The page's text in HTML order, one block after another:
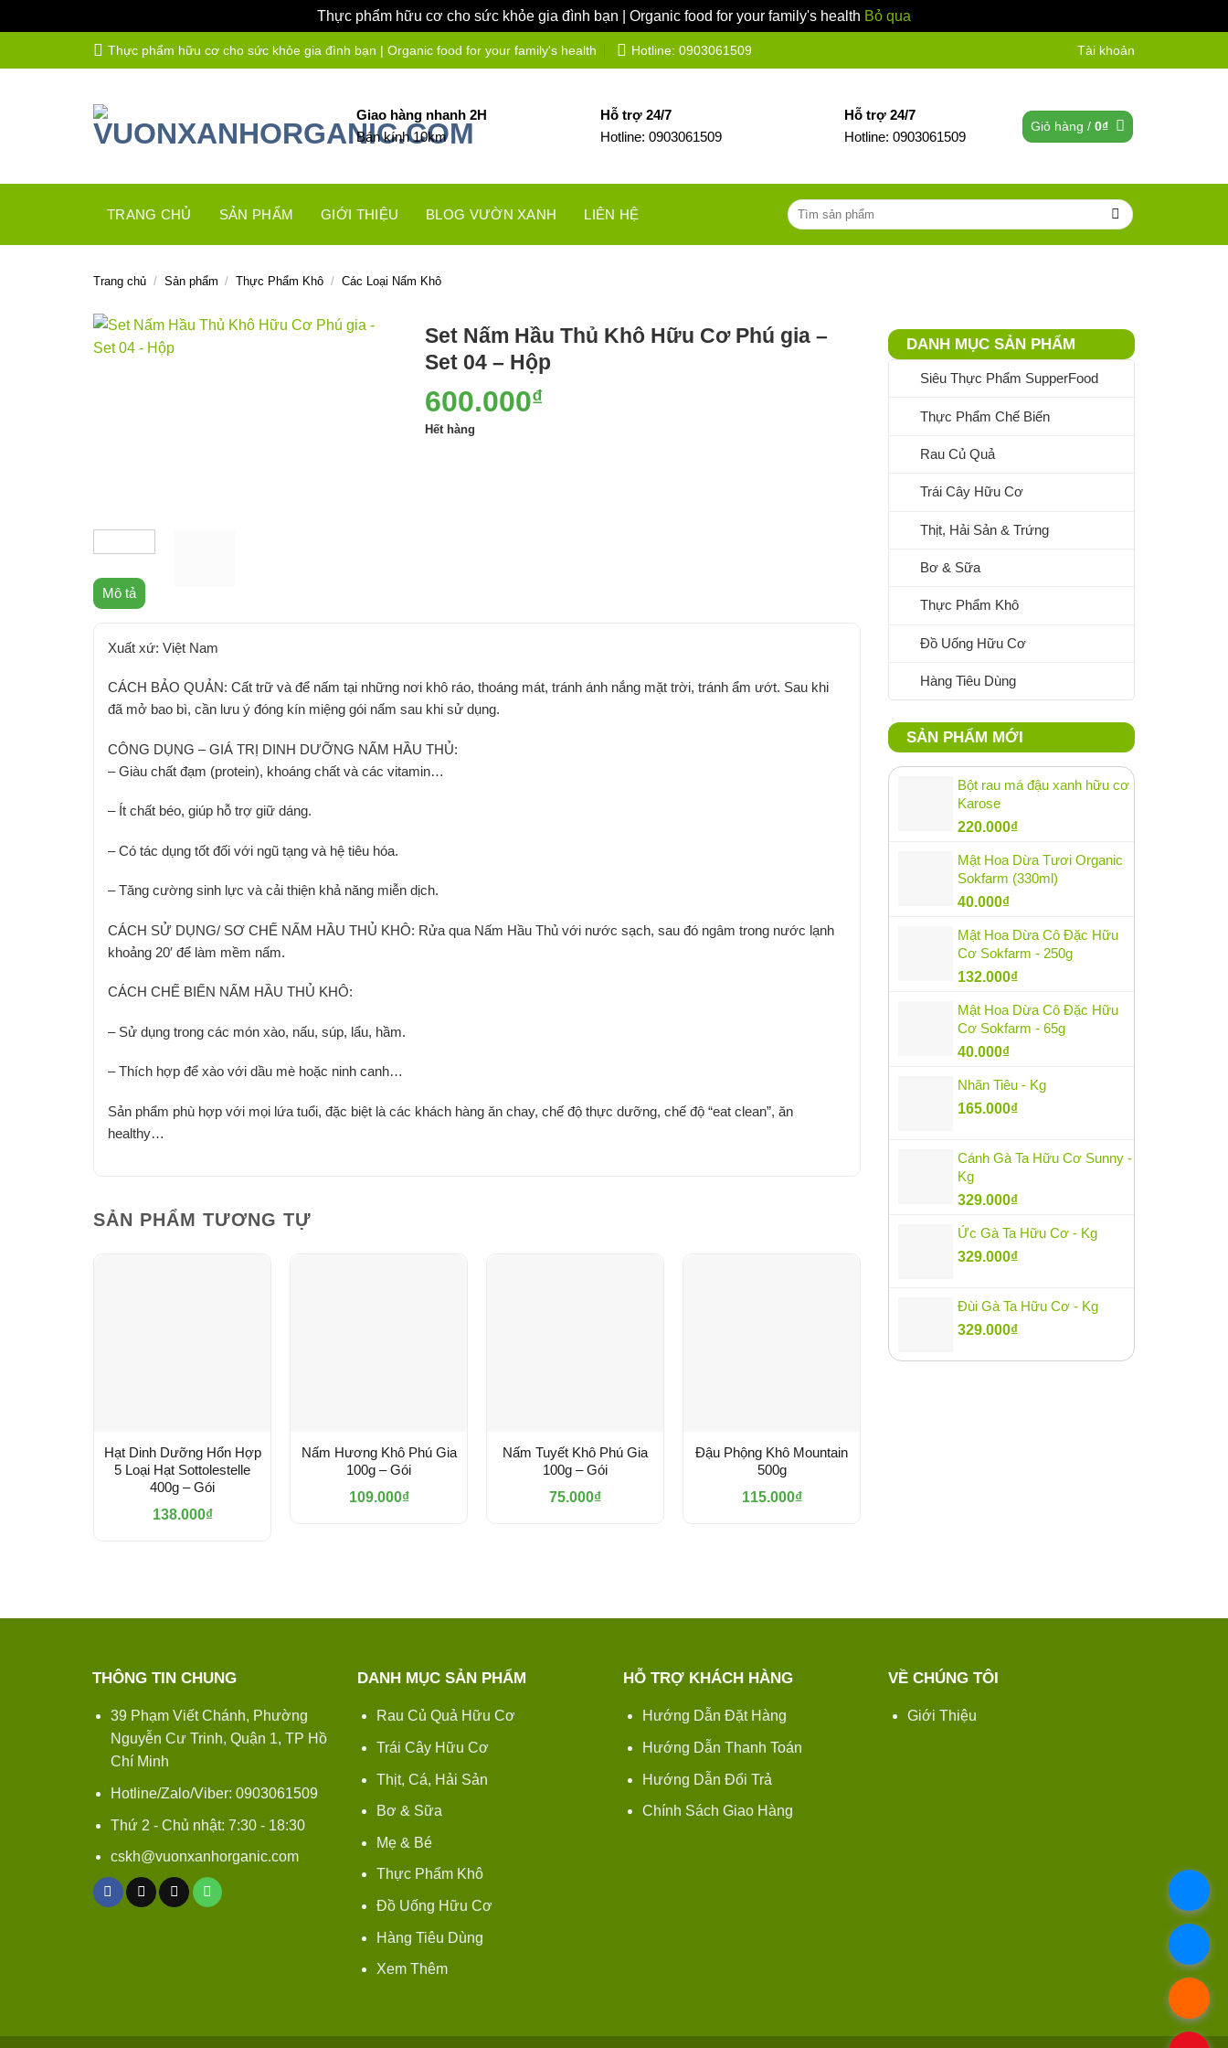
Thực phẩm hữu cơ cho sức khỏe gia đình bạn | Organic food for your family's health Bỏ qua
qua
Thực phẩm hữu cơ cho sức khỏe gia đình bạn | Organic food for your family's health Hotline: 0903061509 Tài khoản
Giao hàng nhanh 2H
Bán kính 10km
Hỗ trợ 24/7
Hotline: 0903061509
Hỗ trợ 24/7
Hotline: 0903061509
Giỏ hàng /0₫
TRANG CHỦ SẢN PHẨM GIỚI THIỆU BLOG VƯỜN XANH LIÊN HỆ
Tìm
kiếm:
Trang chủ / Sản phẩm / Thực Phẩm Khô / Các Loại Nấm Khô
DANH MỤC SẢN PHẨM
Siêu Thực Phẩm SupperFood
Thực Phẩm Chế Biến
Rau Củ Quả
Trái Cây Hữu Cơ
Thịt, Hải Sản & Trứng
Bơ & Sữa
Thực Phẩm Khô
Đồ Uống Hữu Cơ
Hàng Tiêu Dùng
SẢN PHẨM MỚI
Bột rau má đậu xanh hữu cơ
Karose
220.000₫
Mật Hoa Dừa Tươi Organic
Sokfarm (330ml)
40.000₫
Mật Hoa Dừa Cô Đặc Hữu
Cơ Sokfarm - 250g
132.000₫
Mật Hoa Dừa Cô Đặc Hữu
Cơ Sokfarm - 65g
40.000₫
Nhãn Tiêu - Kg
165.000₫
Cánh Gà Ta Hữu Cơ Sunny -
Kg
329.000₫
Ức Gà Ta Hữu Cơ - Kg
329.000₫
Đùi Gà Ta Hữu Cơ - Kg
329.000₫
Set Nấm Hầu Thủ Khô Hữu Cơ Phú gia –
Set 04 – Hộp
600.000₫
Hết hàng
Mô tả
Xuất xứ: Việt Nam
CÁCH BẢO QUẢN: Cất trữ và để nấm tại những nơi khô ráo, thoáng mát, tránh ánh nắng mặt trời, tránh ẩm ướt. Sau khi
đã mở bao bì, cần lưu ý đóng kín miệng gói nấm sau khi sử dụng.
CÔNG DỤNG – GIÁ TRỊ DINH DƯỠNG NẤM HẦU THỦ:
– Giàu chất đạm (protein), khoáng chất và các vitamin…
– Ít chất béo, giúp hỗ trợ giữ dáng.
– Có tác dụng tốt đối với ngũ tạng và hệ tiêu hóa.
– Tăng cường sinh lực và cải thiện khả năng miễn dịch.
CÁCH SỬ DỤNG/ SƠ CHẾ NẤM HẦU THỦ KHÔ: Rửa qua Nấm Hầu Thủ với nước sạch, sau đó ngâm trong nước lạnh
khoảng 20′ để làm mềm nấm.
CÁCH CHẾ BIẾN NẤM HẦU THỦ KHÔ:
– Sử dụng trong các món xào, nấu, súp, lẩu, hầm.
– Thích hợp để xào với dầu mè hoặc ninh canh…
Sản phẩm phù hợp với mọi lứa tuổi, đặc biệt là các khách hàng ăn chay, chế độ thực dưỡng, chế độ “eat clean”, ăn
healthy…
SẢN PHẨM TƯƠNG TỰ
Hạt Dinh Dưỡng Hổn Hợp
5 Loại Hạt Sottolestelle
400g – Gói
138.000₫
Nấm Hương Khô Phú Gia
100g – Gói
109.000₫
Nấm Tuyết Khô Phú Gia
100g – Gói
75.000₫
Đậu Phộng Khô Mountain
500g
115.000₫
THÔNG TIN CHUNG
39 Phạm Viết Chánh, Phường
Nguyễn Cư Trinh, Quận 1, TP Hồ
Chí Minh
Hotline/Zalo/Viber: 0903061509
Thứ 2 - Chủ nhật: 7:30 - 18:30
cskh@vuonxanhorganic.com
DANH MỤC SẢN PHẨM
Rau Củ Quả Hữu Cơ
Trái Cây Hữu Cơ
Thịt, Cá, Hải Sản
Bơ & Sữa
Mẹ & Bé
Thực Phẩm Khô
Đồ Uống Hữu Cơ
Hàng Tiêu Dùng
Xem Thêm
HỖ TRỢ KHÁCH HÀNG
Hướng Dẫn Đặt Hàng
Hướng Dẫn Thanh Toán
Hướng Dẫn Đổi Trả
Chính Sách Giao Hàng
VỀ CHÚNG TÔI
Giới Thiệu